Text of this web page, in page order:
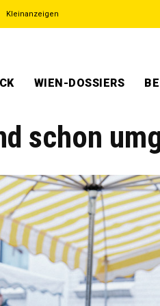
Kleinanzeigen
WIEN-DOSSIERS
schon